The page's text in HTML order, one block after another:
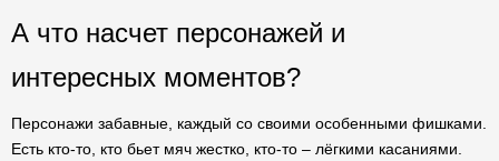
А что насчет персонажей и
интересных моментов?
Персонажи забавные, каждый со своими особенными фишками.
Есть кто-то, кто бьет мяч жестко, кто-то – лёгкими касаниями.